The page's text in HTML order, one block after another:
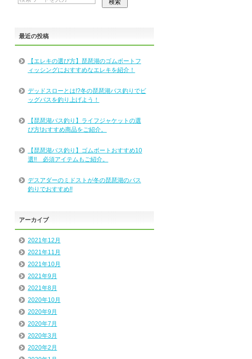
最近の投稿
【エレキの選び方】琵琶湖のゴムボートフ
ィッシングにおすすめなエレキを紹介！
デッドスローとは!?冬の琵琶湖バス釣りでビ
ッグバスを釣り上げよう！
【琵琶湖バス釣り】ライフジャケットの選
び方!おすすめ商品をご紹介。
【琵琶湖バス釣り】ゴムボートおすすめ10
選!! 必須アイテムもご紹介。
デスアダーのミドストが冬の琵琶湖のバス
釣りでおすすめ!!
アーカイブ
2021年12月
2021年11月
2021年10月
2021年9月
2021年8月
2020年10月
2020年9月
2020年7月
2020年3月
2020年2月